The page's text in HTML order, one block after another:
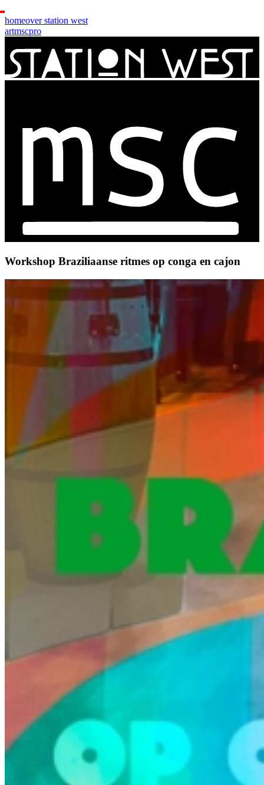
homeover station west
artmscpro
Workshop Braziliaanse ritmes op conga en cajon